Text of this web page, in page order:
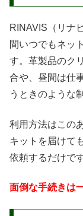
RINAVIS（リナ
間いつでもネッ
す。革製品のク
合や、昼間は仕
うときのような
利用方法はこの
キットを届けて
依頼するだけです
面倒な手続きは